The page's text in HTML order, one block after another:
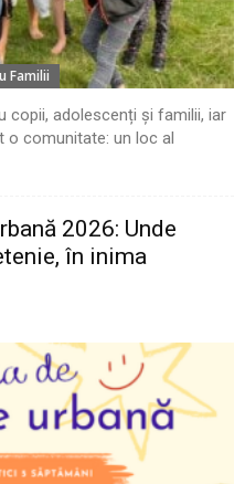
Familii
copii, adolescenți și familii, iar
o comunitate: un loc al
2026: Unde
în inima